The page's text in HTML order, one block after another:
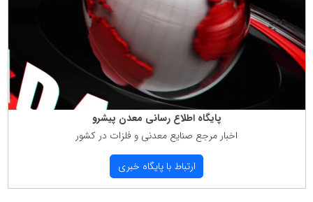
پایگاه اطلاع رسانی معدن پیشرو
اخبار مرجع صنایع معدنی و فلزات در كشور
ارتباط با پایگاه خبری